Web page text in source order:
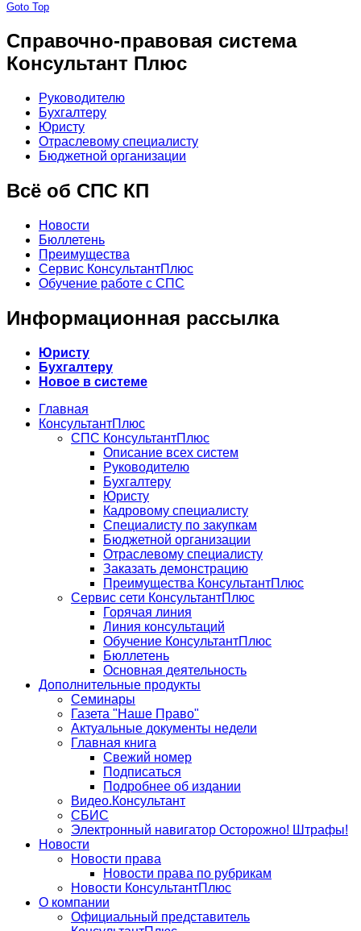
Goto Top
Справочно-правовая система
Консультант Плюс
Руководителю
Бухгалтеру
Юристу
Отраслевому специалисту
Бюджетной организации
Всё об СПС КП
Новости
Бюллетень
Преимущества
Сервис КонсультантПлюс
Обучение работе с СПС
Информационная рассылка
Юристу
Бухгалтеру
Новое в системе
Главная
КонсультантПлюс
СПС КонсультантПлюс
Описание всех систем
Руководителю
Бухгалтеру
Юристу
Кадровому специалисту
Специалисту по закупкам
Бюджетной организации
Отраслевому специалисту
Заказать демонстрацию
Преимущества КонсультантПлюс
Сервис сети КонсультантПлюс
Горячая линия
Линия консультаций
Обучение КонсультантПлюс
Бюллетень
Основная деятельность
Дополнительные продукты
Семинары
Газета "Наше Право"
Актуальные документы недели
Главная книга
Свежий номер
Подписаться
Подробнее об издании
Видео.Консультант
СБИС
Электронный навигатор Осторожно! Штрафы!
Новости
Новости права
Новости права по рубрикам
Новости КонсультантПлюс
О компании
Официальный представитель